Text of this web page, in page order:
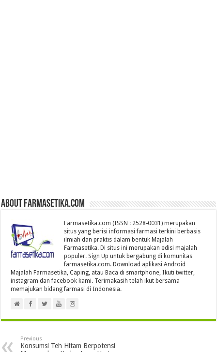
About farmasetika.com
Farmasetika.com (ISSN : 2528-0031) merupakan
situs yang berisi informasi farmasi terkini berbasis
ilmiah dan praktis dalam bentuk Majalah
Farmasetika. Di situs ini merupakan edisi majalah
populer. Sign Up untuk bergabung di komunitas
farmasetika.com. Download aplikasi Android
Majalah Farmasetika, Caping, atau Baca di smartphone, Ikuti twitter,
instagram dan facebook kami. Terimakasih telah ikut bersama
memajukan bidang farmasi di Indonesia.
Previous
Konsumsi Teh Hitam Berpotensi